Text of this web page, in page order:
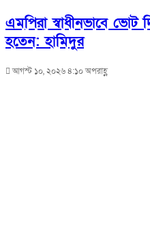
এমপিরা স্বাধীনভাবে ভোট
হতেন: হামিদুর
আগস্ট ১০, ২০২৬ ৪:১০ অপরাহ্ণ